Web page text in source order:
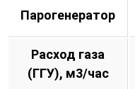
Парогенератор
Расход газа
(ГГУ), м3/час